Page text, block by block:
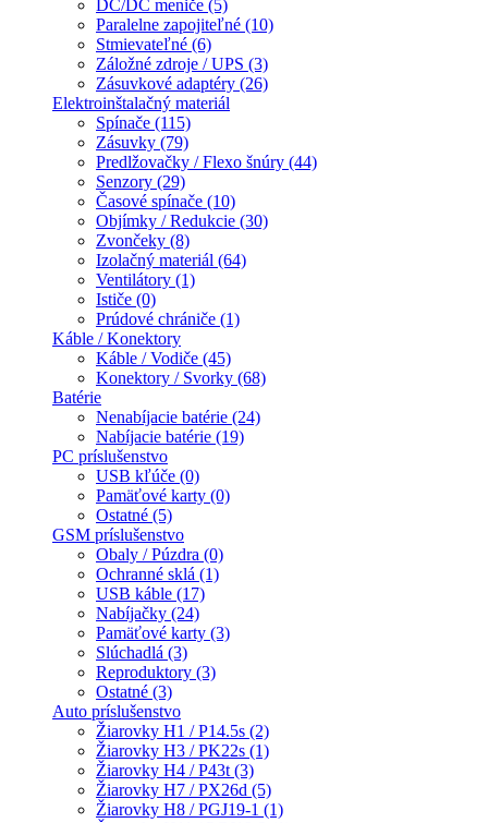
DC/DC meniče (5)
Paralelne zapojiteľné (10)
Stmievateľné (6)
Záložné zdroje / UPS (3)
Zásuvkové adaptéry (26)
Elektroinštalačný materiál
Spínače (115)
Zásuvky (79)
Predlžovačky / Flexo šnúry (44)
Senzory (29)
Časové spínače (10)
Objímky / Redukcie (30)
Zvončeky (8)
Izolačný materiál (64)
Ventilátory (1)
Ističe (0)
Prúdové chrániče (1)
Káble / Konektory
Káble / Vodiče (45)
Konektory / Svorky (68)
Batérie
Nenabíjacie batérie (24)
Nabíjacie batérie (19)
PC príslušenstvo
USB kľúče (0)
Pamäťové karty (0)
Ostatné (5)
GSM príslušenstvo
Obaly / Púzdra (0)
Ochranné sklá (1)
USB káble (17)
Nabíjačky (24)
Pamäťové karty (3)
Slúchadlá (3)
Reproduktory (3)
Ostatné (3)
Auto príslušenstvo
Žiarovky H1 / P14.5s (2)
Žiarovky H3 / PK22s (1)
Žiarovky H4 / P43t (3)
Žiarovky H7 / PX26d (5)
Žiarovky H8 / PGJ19-1 (1)